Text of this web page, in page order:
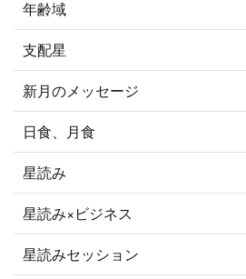
年齢域
支配星
新月のメッセージ
日食、月食
星読み
星読み×ビジネス
星読みセッション